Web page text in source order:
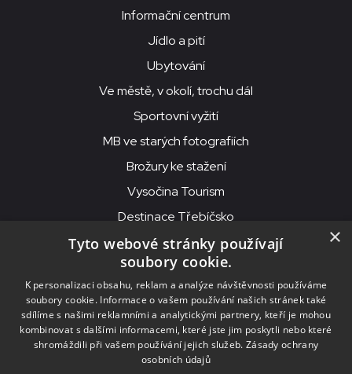
Informační centrum
Jídlo a pití
Ubytování
Ve městě, v okolí, trochu dál
Sportovní vyžití
MB ve starých fotografiích
Brožury ke stažení
Vysočina Tourism
Destinace Třebíčsko
© 2026MKS Beseda Mor. Budějovice
MKS Beseda, příspěvková organizace, Purcnerova 62, 676 02
Moravské Budějovice
IČO: 00091758, DIČ: CZ00091758, ID datové schránky: chjn2kd
×
Tyto webové stránky používají
soubory cookie.
K personalizaci obsahu, reklam a analýze návštěvnosti používáme
soubory cookie. Informace o vašem používání našich stránek také
sdílíme s našimi reklamními a analytickými partnery, kteří je mohou
kombinovat s dalšími informacemi, které jste jim poskytli nebo které
shromáždili při vašem používání jejich služeb. Zásady ochrany
osobních údajů